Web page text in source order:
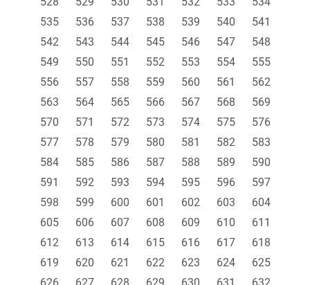
535
536 537 538 539 540
541
542
543 544 545 546 547
548
549
550 551 552 553 554
555
556
557 558 559 560 561
562
563
564 565 566 567 568
569
570
571 572 573 574 575
576
577
578 579 580 581 582
583
584
585 586 587 588 589
590
591
592 593 594 595 596
597
598
599 600 601 602 603
604
605
606 607 608 609 610
611
612
613 614 615 616 617
618
619
620 621 622 623 624
625